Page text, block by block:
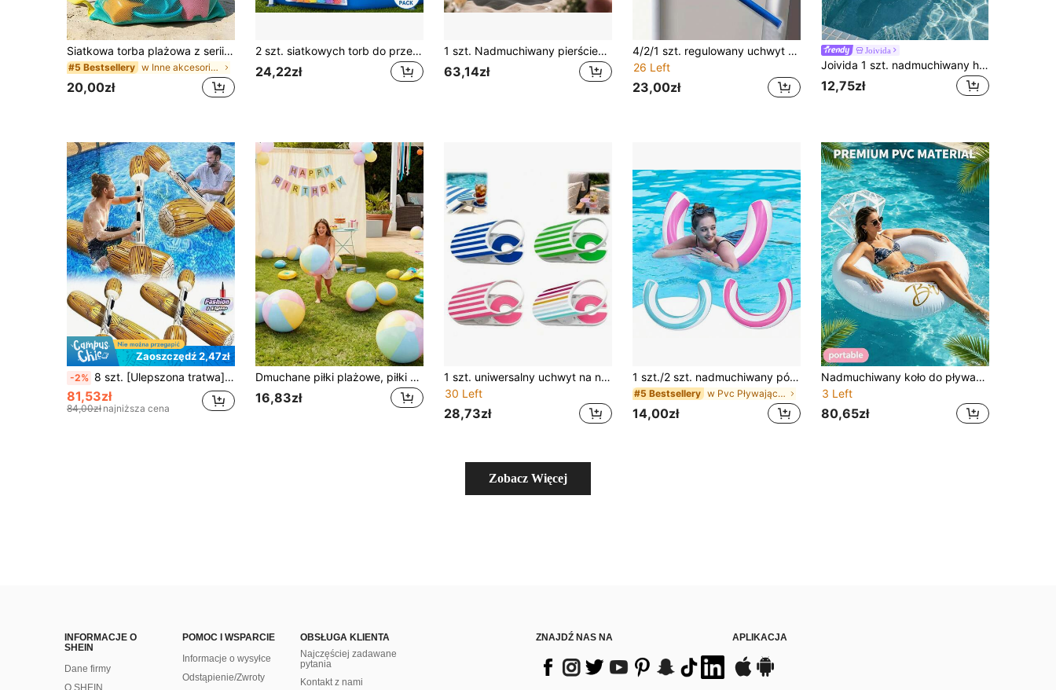
Siatkowa torba plażowa z serii Shell z zamkiem błyskawicznym i regulowanym paskiem na ramię, urocza torba tote na plażę, odpowiednia do zbierania muszli, zabawek plażowych i akcesoriów do pływania, organizer do przechowywania zabawek, niezbędnik na rejs i camping, urocza letnia torba plażowa, prezent wakacyjny
#5 Bestsellery w Inne akcesoria basenowe
20,00zł
2 szt. siatkowych torb do przechowywania przy basenie (1 duża torba z białym wykończeniem + 1 mała torba z niebieskim wykończeniem), wiszące torby do przechowywania przy basenie, zestaw torb do przechowywania do basenu, organizer na zabawki, wisząca torba siatkowa, oszczędzająca miejsce, łatwa do czyszczenia, wielofunkcyjna wisząca torba do przechowywania z uchwytem, siatkowa torba z haczykiem, na zabawki i dmuchańce, pożegnaj się z bałaganem
24,22zł
1 szt. Nadmuchiwany pierścień do pływania w kształcie diamentu - PVC, bardzo odpowiedni dla dorosłych, na imprezę przy basenie i plażę, prezent na wieczór panieński, dekoracja ślubna
63,14zł
4/2/1 szt. regulowany uchwyt na drążek do basenu, wspornik na rurę basenową, podwójny hak do kosza do przechowywania akcesoriów basenowych i wieszania ubrań, idealny do basenów naziemnych, zawiera akcesoria na siatkę i szczotkę do basenu, akcesoria do basenu | regulowany wspornik | plastikowa konstrukcja, uchwyt na drążek do basenu, regulowany hak zewnętrzny do basenu – trwały plastik do basenów naziemnych – i niezawodne akcesoria do basenu, akcesoria basenowe
26 Left
23,00zł
Joivida
Joivida 1 szt. nadmuchiwany hamak basenowy z siateczką – leżak dla dorosłych w paski, odpowiedni na wakacje, imprezy i relaks, dostępny w kolorze różowym, żółtym, białym, zielonym, niebieskim i innych, hamak ogrodowy, niezbędny na plaży i basenie, idealny do fotografii
12,75zł
Zaoszczędź 2,47zł
-2% 8 szt. [Ulepszona tratwa] Gigantyczna nadmuchiwana tratwa bojowa do gry w basenie dla 4 graczy, rodzinna pływająca gra bojowa, impreza przy basenie, plaża, letnie artykuły sportowe na świeżym powietrzu
81,53zł
84,00zł najniższa cena
Dmuchane piłki plażowe, piłki wodne, estetyczne dmuchane piłki z PVC. Jasne dmuchane piłki z PVC, zaprojektowane do dekoracji imprez, przyjęć na trawniku, pływania na plaży i gier wodnych.
16,83zł
1 szt. uniwersalny uchwyt na napój do przypięcia, do krawędzi stołu, odpowiedni do stołów i krzeseł, regulowany zacisk z antypoślizgowym silikonem, na plażę, camping i do biura
30 Left
28,73zł
1 szt./2 szt. nadmuchiwany półkolisty U-kształtny pływak do pływania w kształcie cukierka, pogrubiony pasiakowy zakrzywiony pływak PVC, na imprezę basenową i zabawę na plaży
#5 Bestsellery w Pvc Pływające materace do basenu
14,00zł
Nadmuchiwany koło do pływania, nadmuchiwany koło do pływania z PVC, uniseks pływak pod pachę, biały z przezroczystym brokatem, koło do pływania w kształcie diamentu, odpowiednie do letnich sportów wodnych, imprez basenowych, imprez plażowych, basenów, plaż, koło do pływania na letnie wakacje
3 Left
80,65zł
Zobacz Więcej
INFORMACJE O
SHEIN
Dane firmy
O SHEIN
POMOC I WSPARCIE
Informacje o wysyłce
Odstąpienie/Zwroty
OBSŁUGA KLIENTA
Najczęściej zadawane
pytania
Kontakt z nami
ZNAJDŹ NAS NA APLIKACJA